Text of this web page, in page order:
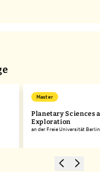
Master
Planetary Sciences
Exploration
an der Freie Universität Berlin